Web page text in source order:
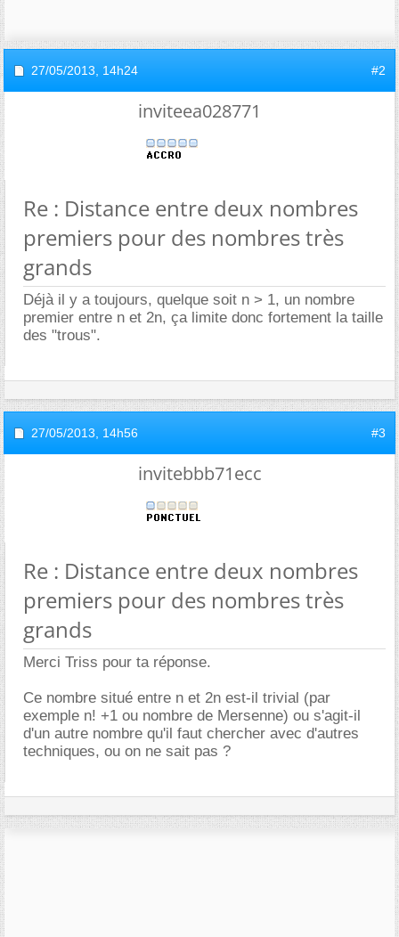
27/05/2013, 14h24 #2
inviteea028771
Re : Distance entre deux nombres
premiers pour des nombres très
grands
Déjà il y a toujours, quelque soit n > 1, un nombre
premier entre n et 2n, ça limite donc fortement la taille
des "trous".
27/05/2013, 14h56 #3
invitebbb71ecc
Re : Distance entre deux nombres
premiers pour des nombres très
grands
Merci Triss pour ta réponse.
Ce nombre situé entre n et 2n est-il trivial (par
exemple n! +1 ou nombre de Mersenne) ou s'agit-il
d'un autre nombre qu'il faut chercher avec d'autres
techniques, ou on ne sait pas ?